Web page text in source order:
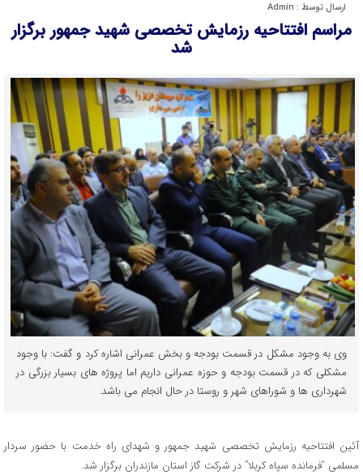
ارسال توسط : Admin
مراسم افتتاحیه رزمایش تخصصی شهید جمهور برگزار
شد
وی به وجود مشکل در قسمت بودجه و بخش عمرانی اشاره کرد و گفت: با وجود
مشکلی که در قسمت بودجه و حوزه عمرانی داریم اما پروژه های بسیار بزرگی در
شهرداری ها و شوراهای شهر و روستا در حال انجام می باشد.
آئین افتتاحیه رزمایش تخصصی شهید جمهور و شهدای راه خدمت با حضور سردار
مسلمی “فرمانده سپاه کربلا” در شرکت گاز استان مازندران برگزار شد.